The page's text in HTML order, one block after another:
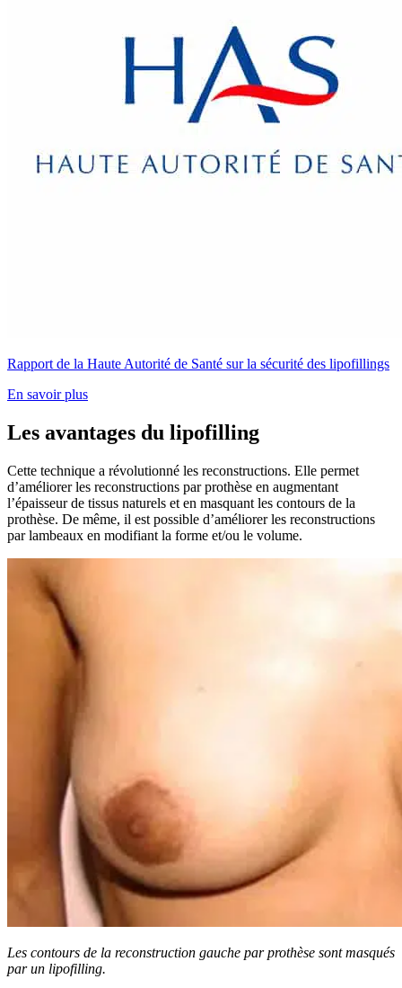
Rapport de la Haute Autorité de Santé sur la sécurité des lipofillings
En savoir plus
Les avantages du lipofilling
Cette technique a révolutionné les reconstructions. Elle permet
d’améliorer les reconstructions par prothèse en augmentant
l’épaisseur de tissus naturels et en masquant les contours de la
prothèse. De même, il est possible d’améliorer les reconstructions
par lambeaux en modifiant la forme et/ou le volume.
Les contours de la reconstruction gauche par prothèse sont masqués
par un lipofilling.